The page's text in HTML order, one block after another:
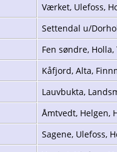
Værket, Ulefoss,
Settendal u/
Fen søndre,
Kåfjord, Alta,
Lauvbukta,
Åmtvedt, Helgen,
Sagene, Ulefoss,